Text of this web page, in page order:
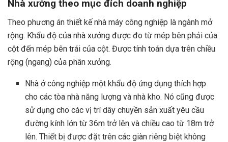
Nhà xưởng theo mục đích doanh nghiệp
Theo phương án thiết kế nhà máy công nghiệp là ngành mở
rộng. Khẩu độ của nhà xưởng được đo từ mép bên phải của
cột đến mép bên trái của cột. Được tính toán dựa trên chiều
rộng (ngang) của phân xưởng.
Nhà ở công nghiệp một khẩu độ ứng dụng thích hợp
cho các tòa nhà năng lượng và nhà kho. Nó cũng được
sử dụng cho các vị trí dây chuyền sản xuất yêu cầu
đường kính lớn từ 36m trở lên và chiều cao từ 18m trở
lên. Thiết bị được đặt trên các giàn riêng biệt không